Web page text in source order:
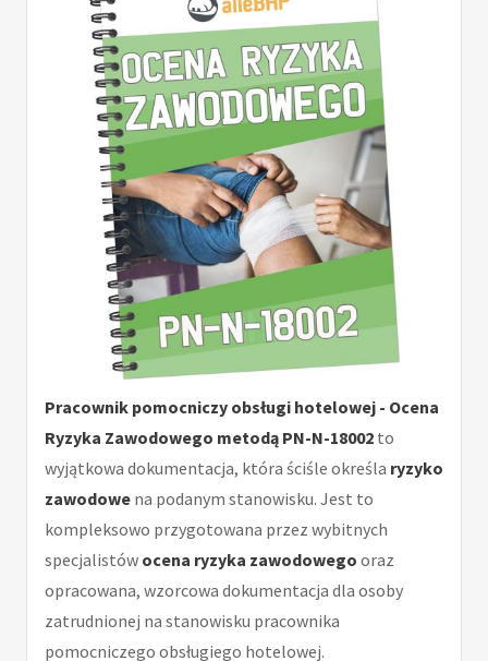
Pracownik pomocniczy obsługi hotelowej - Ocena
Ryzyka Zawodowego metodą PN-N-18002 to
wyjątkowa dokumentacja, która ściśle określa ryzyko
zawodowe na podanym stanowisku. Jest to
kompleksowo przygotowana przez wybitnych
specjalistów ocena ryzyka zawodowego oraz
opracowana, wzorcowa dokumentacja dla osoby
zatrudnionej na stanowisku pracownika
pomocniczego obsługiego hotelowej.